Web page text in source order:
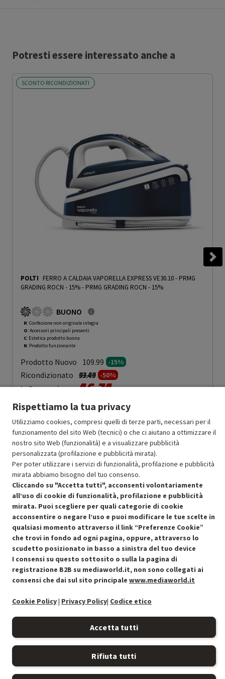
Potresti essere interessato anche a
SCONTO RICONDIZIONATI
POLTI FERRO A CALDAIA VAPORELLA EXPRESS VE30.10 - PRMG
GRADING ROCN - 15%- PRMG GRADING ROCN - 15%
BUONO
R: Confezione non originale integra
O: Accessori principali presenti
C: Estetica prodotto buona
N: Prodotto funzionante
Prodotto Nuovo 109.99 -15%
Ricondizionato Prezzo ridotto da
93.49a-50%
In Promozione 46.74
Aggiungi al carrello
SCONTO RICONDIZIONATI
Approfitta dello sconto del 50% sul prodotto ricondizionato.
Condizioni generali di vendita
Cookie Policy
Preferenze cookie
Informativa privacy
Recedere dal contratto qui
Rispettiamo la tua privacy
Utilizziamo cookies, compresi quelli di terze parti, necessari per il
funzionamento del sito Web (tecnici) o che ci aiutano a ottimizzare il
nostro sito Web (funzionalità) e a visualizzare pubblicità
personalizzata (profilazione e pubblicità mirata).
Per poter utilizzare i servizi di funzionalità, profilazione e pubblicità
mirata abbiamo bisogno del tuo consenso.
Cliccando su "Accetta tutti", acconsenti volontariamente
all’uso di cookie di funzionalità, profilazione e pubblicità
mirata. Puoi scegliere per quali categorie di cookie
acconsentire o negare l’uso e puoi modificare le tue scelte in
qualsiasi momento attraverso il link “Preferenze Cookie”
che trovi in fondo ad ogni pagina, oppure, attraverso lo
scudetto posizionato in basso a sinistra del tuo device
I consensi su questo sottosito o sulla la pagina di
registrazione B2B su mediaworld.it, non sono collegati ai
consensi che dai sul sito principale www.mediaworld.it
Cookie Policy| Privacy Policy| Codice etico
Accetta tutti
Rifiuta tutti